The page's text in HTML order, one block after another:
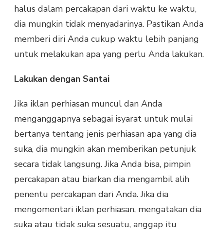
halus dalam percakapan dari waktu ke waktu,
dia mungkin tidak menyadarinya. Pastikan Anda
memberi diri Anda cukup waktu lebih panjang
untuk melakukan apa yang perlu Anda lakukan.
Lakukan dengan Santai
Jika iklan perhiasan muncul dan Anda
menganggapnya sebagai isyarat untuk mulai
bertanya tentang jenis perhiasan apa yang dia
suka, dia mungkin akan memberikan petunjuk
secara tidak langsung. Jika Anda bisa, pimpin
percakapan atau biarkan dia mengambil alih
penentu percakapan dari Anda. Jika dia
mengomentari iklan perhiasan, mengatakan dia
suka atau tidak suka sesuatu, anggap itu